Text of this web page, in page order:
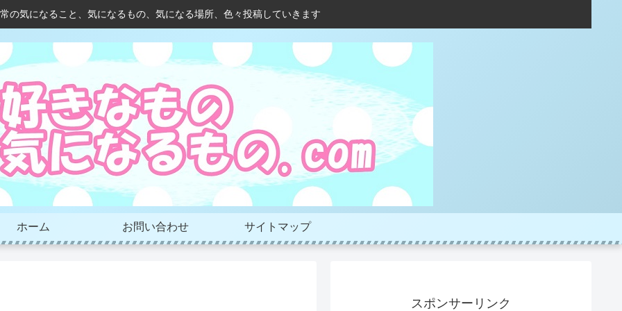
の気になること、気になるもの、気になる場所、色々投稿していきます
ホーム お問い合わせ サイトマップ
スポンサーリンク